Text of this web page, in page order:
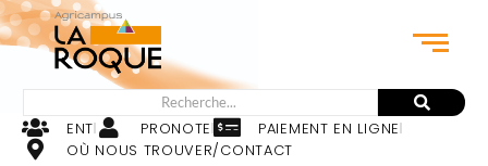
ENT PRONOTE
PAIEMENT EN LIGNE
OÙ NOUS TROUVER/CONTACT